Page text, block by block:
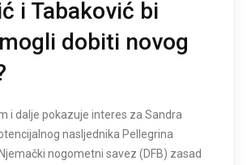
i Tabaković bi
dobiti novog
i dalje pokazuje interes za Sandra
nasljednika Pellegrina
nogometni savez (DFB) zasad